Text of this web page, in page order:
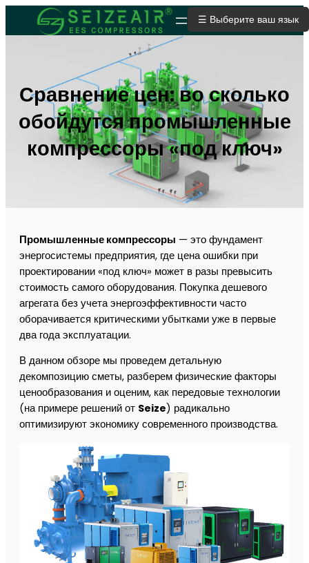
ОТПРАВИТЬ ЗАЯВКУ
☰ Выберите ваш язык
Сравнение цен: во сколько
обойдутся промышленные
компрессоры «под ключ»
Промышленные компрессоры — это фундамент
энергосистемы предприятия, где цена ошибки при
проектировании «под ключ» может в разы превысить
стоимость самого оборудования. Покупка дешевого
агрегата без учета энергоэффективности часто
оборачивается критическими убытками уже в первые
два года эксплуатации.
В данном обзоре мы проведем детальную
декомпозицию сметы, разберем физические факторы
ценообразования и оценим, как передовые технологии
(на примере решений от Seize) радикально
оптимизируют экономику современного производства.